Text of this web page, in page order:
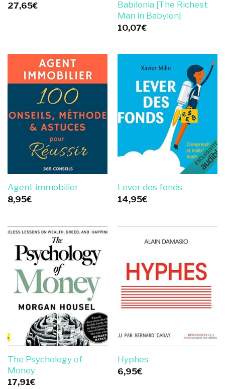
27,65€
Babilonia [The Richest
Man in Babylon]
10,07€
Agent immobilier
8,95€
Lever des fonds
14,95€
The Psychology of
Money
17,91€
Hyphes
6,95€